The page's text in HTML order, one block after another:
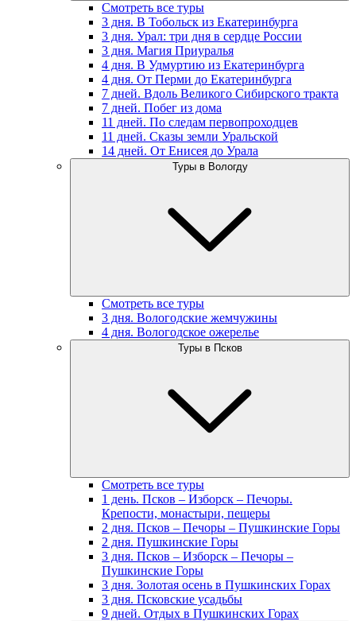
Смотреть все туры
3 дня. В Тобольск из Екатеринбурга
3 дня. Урал: три дня в сердце России
3 дня. Магия Приуралья
4 дня. В Удмуртию из Екатеринбурга
4 дня. От Перми до Екатеринбурга
7 дней. Вдоль Великого Сибирского тракта
7 дней. Побег из дома
11 дней. По следам первопроходцев
11 дней. Сказы земли Уральской
14 дней. От Енисея до Урала
Туры в Вологду
Смотреть все туры
3 дня. Вологодские жемчужины
4 дня. Вологодское ожерелье
Туры в Псков
Смотреть все туры
1 день. Псков – Изборск – Печоры.
Крепости, монастыри, пещеры
2 дня. Псков – Печоры – Пушкинские Горы
2 дня. Пушкинские Горы
3 дня. Псков – Изборск – Печоры –
Пушкинские Горы
3 дня. Золотая осень в Пушкинских Горах
3 дня. Псковские усадьбы
9 дней. Отдых в Пушкинских Горах